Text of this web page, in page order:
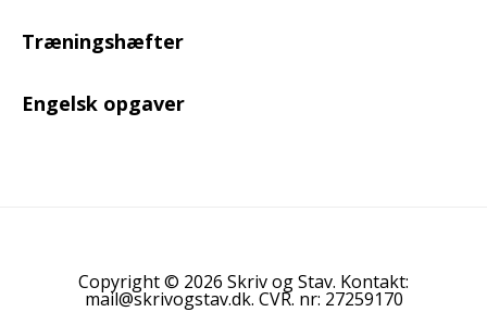
Træningshæfter
Engelsk opgaver
Copyright © 2026 Skriv og Stav. Kontakt:
mail@skrivogstav.dk. CVR. nr: 27259170